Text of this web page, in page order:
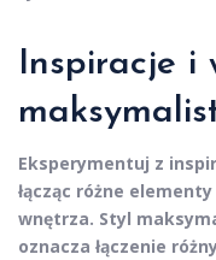
Inspiracje i
Eksperymentuj z
łącząc różne
wnętrza. Styl
oznacza łączenie